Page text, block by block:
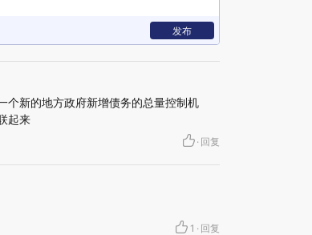
发布
个新的地方政府新增债务的总量控制机
起来
· 回复
1 · 回复